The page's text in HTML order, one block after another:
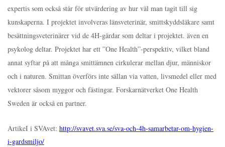
expertis som också står för utvärdering av hur väl man tagit till sig
kunskaperna. I projektet involveras länsveterinär, smittskyddsläkare samt
besättningsveterinärer vid de 4H-gårdar som deltar i projektet. även en
psykolog deltar. Projektet har ett ”One Health”-perspektiv, vilket bland
annat syftar på att många smittämnen cirkulerar mellan djur, människor
och i naturen. Smittan överförs inte sällan via vatten, livsmedel eller med
vektorer såsom myggor och fästingar. Forskarnätverket One Health
Sweden är också en partner.
ArtikeI i SVAvet: http://svavet.sva.se/sva-och-4h-samarbetar-om-hygien-
i-gardsmiljo/